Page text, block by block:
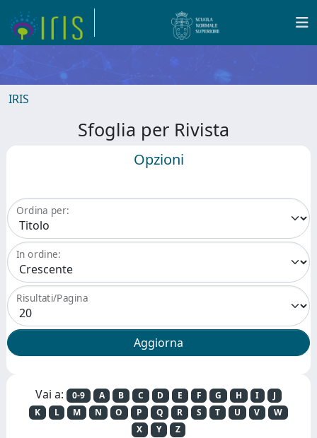
IRIS
Sfoglia per Rivista
Opzioni
Ordina per:
In ordine:
Risultati/Pagina
Vai a: 0-9 A B C D E F G H I
J
K
L M N O P Q R S T U V
W
X
Y Z